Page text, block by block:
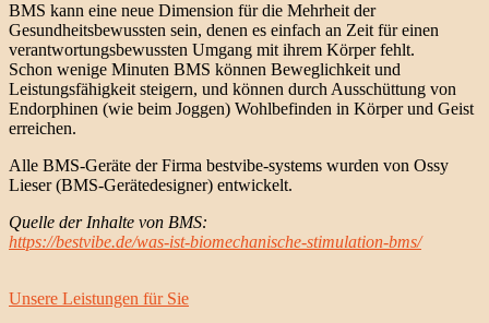
BMS kann eine neue Dimension für die Mehrheit der
Gesundheitsbewussten sein, denen es einfach an Zeit für einen
verantwortungsbewussten Umgang mit ihrem Körper fehlt.
Schon wenige Minuten BMS können Beweglichkeit und
Leistungsfähigkeit steigern, und können durch Ausschüttung von
Endorphinen (wie beim Joggen) Wohlbefinden in Körper und Geist
erreichen.
Alle BMS-Geräte der Firma bestvibe-systems wurden von Ossy
Lieser (BMS-Gerätedesigner) entwickelt.
Quelle der Inhalte von BMS:
https://bestvibe.de/was-ist-biomechanische-stimulation-bms/
Unsere Leistungen für Sie